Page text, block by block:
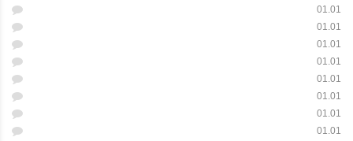
01.01
01.01
01.01
01.01
01.01
01.01
01.01
01.01